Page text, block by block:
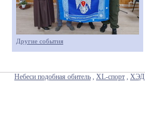
Другие события
Небеси подобная обитель , XL-спорт , ХЭД